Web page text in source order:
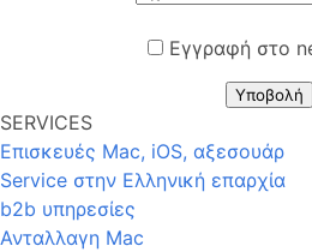
Εγγραφή στο
Υποβολή
SERVICES
Επισκευές Mac, iOS, αξεσουάρ
Service στην Eλληνική επαρχία
b2b υπηρεσίες
Ανταλλαγη Mac